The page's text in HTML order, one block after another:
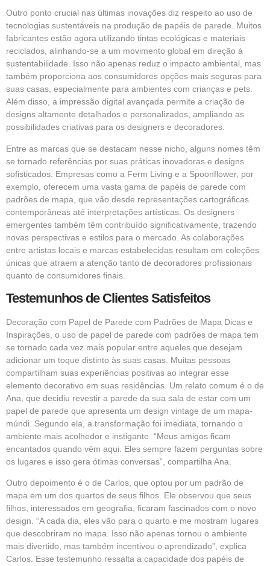
Outro ponto crucial nas últimas inovações diz respeito ao uso de
tecnologias sustentáveis na produção de papéis de parede. Muitos
fabricantes estão agora utilizando tintas ecológicas e materiais
reciclados, alinhando-se a um movimento global em direção à
sustentabilidade. Isso não apenas reduz o impacto ambiental, mas
também proporciona aos consumidores opções mais seguras para
suas casas, especialmente para ambientes com crianças e pets.
Além disso, a impressão digital avançada permite a criação de
designs altamente detalhados e personalizados, ampliando as
possibilidades criativas para os designers e decoradores.
Entre as marcas que se destacam nesse nicho, alguns nomes têm
se tornado referências por suas práticas inovadoras e designs
sofisticados. Empresas como a Ferm Living e a Spoonflower, por
exemplo, oferecem uma vasta gama de papéis de parede com
padrões de mapa, que vão desde representações cartográficas
contemporâneas até interpretações artísticas. Os designers
emergentes também têm contribuído significativamente, trazendo
novas perspectivas e estilos para o mercado. As colaborações
entre artistas locais e marcas estabelecidas resultam em coleções
únicas que atraem a atenção tanto de decoradores profissionais
quanto de consumidores finais.
Testemunhos de Clientes Satisfeitos
Decoração com Papel de Parede com Padrões de Mapa Dicas e
Inspirações, o uso de papel de parede com padrões de mapa tem
se tornado cada vez mais popular entre aqueles que desejam
adicionar um toque distinto às suas casas. Muitas pessoas
compartilham suas experiências positivas ao integrar esse
elemento decorativo em suas residências. Um relato comum é o de
Ana, que decidiu revestir a parede da sua sala de estar com um
papel de parede que apresenta um design vintage de um mapa-
múndi. Segundo ela, a transformação foi imediata, tornando o
ambiente mais acolhedor e instigante. “Meus amigos ficam
encantados quando vêm aqui. Eles sempre fazem perguntas sobre
os lugares e isso gera ótimas conversas”, compartilha Ana.
Outro depoimento é o de Carlos, que optou por um padrão de
mapa em um dos quartos de seus filhos. Ele observou que seus
filhos, interessados em geografia, ficaram fascinados com o novo
design. “A cada dia, eles vão para o quarto e me mostram lugares
que descobriram no mapa. Isso não apenas tornou o ambiente
mais divertido, mas também incentivou o aprendizado”, explica
Carlos. Esse testemunho ressalta a capacidade dos papéis de